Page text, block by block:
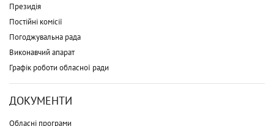
Президія
Постійні комісії
Погоджувальна рада
Виконавчий апарат
Графік роботи обласної ради
ДОКУМЕНТИ
Обласні програми